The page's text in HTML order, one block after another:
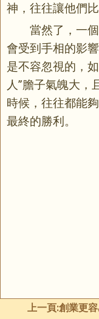
神，往往讓他們
當然了，一
會受到手相的影
是不容忽視的，
人”膽子氣魄大，
時候，往往都能
最終的勝利。
上一頁:創業更